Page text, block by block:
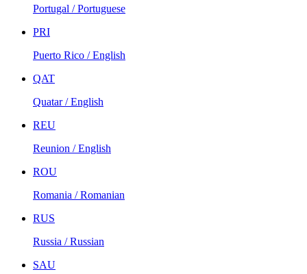
Portugal / Portuguese
PRI
Puerto Rico / English
QAT
Quatar / English
REU
Reunion / English
ROU
Romania / Romanian
RUS
Russia / Russian
SAU